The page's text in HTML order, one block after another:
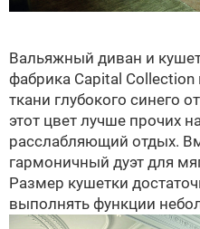
Вальяжный диван и
фабрика Capital Collection
ткани глубокого синего
этот цвет лучше прочих
расслабляющий отдых.
гармоничный дуэт для
Размер кушетки
выполнять функции